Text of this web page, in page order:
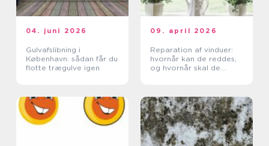
04. juni 2026
Gulvafslibning i
København: sådan får du
flotte trægulve igen
09. april 2026
Reparation af vinduer:
hvornår kan de reddes,
og hvornår skal de